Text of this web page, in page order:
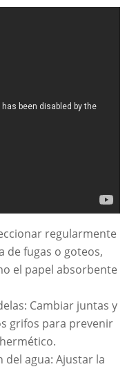
regularmente
de fugas o goteos,
el papel absorbente
Cambiar juntas y
grifos para prevenir
agua: Ajustar la